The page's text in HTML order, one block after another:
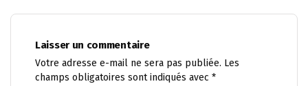
Laisser un commentaire
Votre adresse e-mail ne sera pas publiée. Les
champs obligatoires sont indiqués avec *